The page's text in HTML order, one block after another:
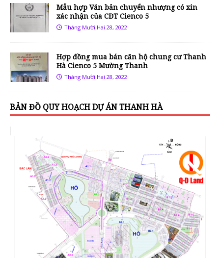
Mẫu hợp Văn bản chuyển nhượng có xin
xác nhận của CĐT Cienco 5
Tháng Mười Hai 28, 2022
Hợp đồng mua bán căn hộ chung cư Thanh
Hà Cienco 5 Mường Thanh
Tháng Mười Hai 28, 2022
BẢN ĐỒ QUY HOẠCH DỰ ÁN THANH HÀ